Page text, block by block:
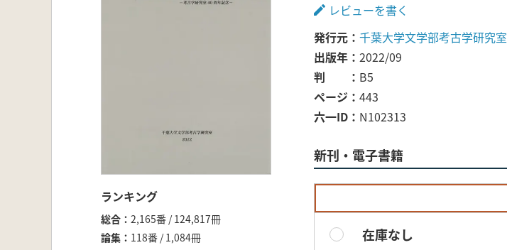
ランキング
総合
2,165番 / 124,817冊
論集
118番 / 1,084冊
レビューを書く
発行元
千葉大学文学部考古学研究室
出版年
2022/09
判
B5
ページ
443
六一ID
N102313
新刊・電子書籍
在庫なし